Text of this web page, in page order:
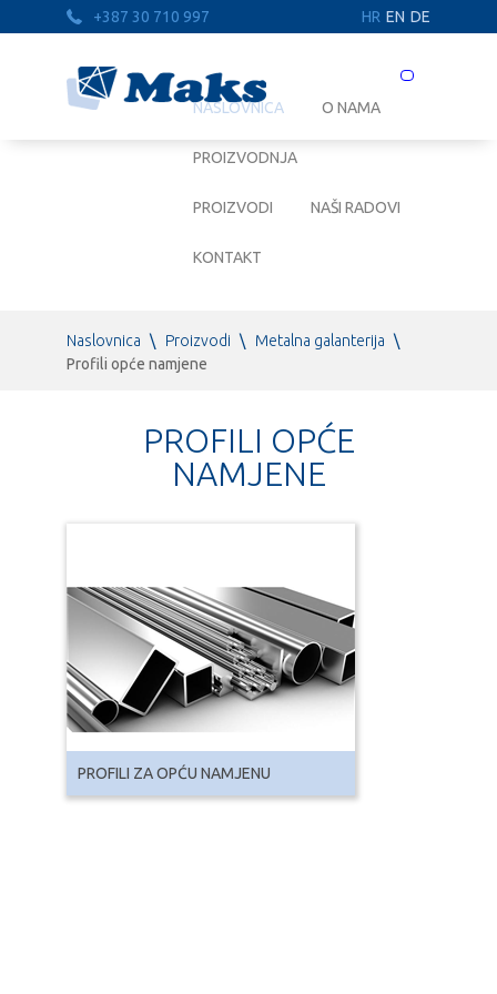
+387 30 710 997 HR EN DE
Prebaci
NASLOVNICA O NAMA
PROIZVODNJA
PROIZVODI NAŠI RADOVI
KONTAKT
Naslovnica \ Proizvodi \ Metalna galanterija \
Profili opće namjene
PROFILI OPĆE
NAMJENE
PROFILI ZA OPĆU NAMJENU